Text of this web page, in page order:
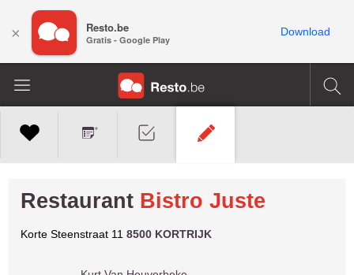
Restaurant Bistro Juste
Korte Steenstraat 118500 KORTRIJK
× Resto.be
Gratis - Google Play
Download